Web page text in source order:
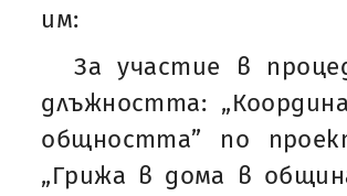
им:
За участие в
длъжността:
общността” по
„Грижа в дома в